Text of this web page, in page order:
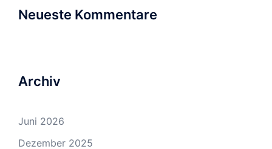
Neueste Kommentare
Archiv
Juni 2026
Dezember 2025